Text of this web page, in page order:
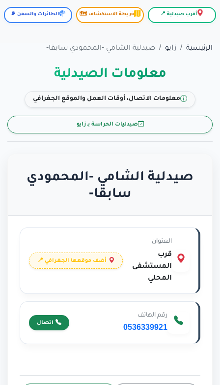
أقرب صيدلية 📍 خريطة الاستكشاف 🗺️ الطائرات والسفن 📡
الرئيسية زايو صيدلية الشامي -المحمودي سابقا-
معلومات الصيدلية
معلومات الاتصال، أوقات العمل والموقع الجغرافي
صيدليات الحراسة بـ زايو
صيدلية الشامي -المحمودي
سابقا-
العنوان
قرب
المستشفى
المحلي
أضف موقعها الجغرافي 📍
رقم الهاتف
0536339921
اتصال